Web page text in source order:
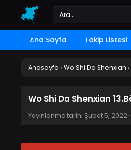
Ana Sayfa Takip Listesi
Anasayfa › Wo Shi Da Shenxian ›
Wo Shi Da Shenxian
Yayınlanma tarihi Şubat 5, 2022 ·